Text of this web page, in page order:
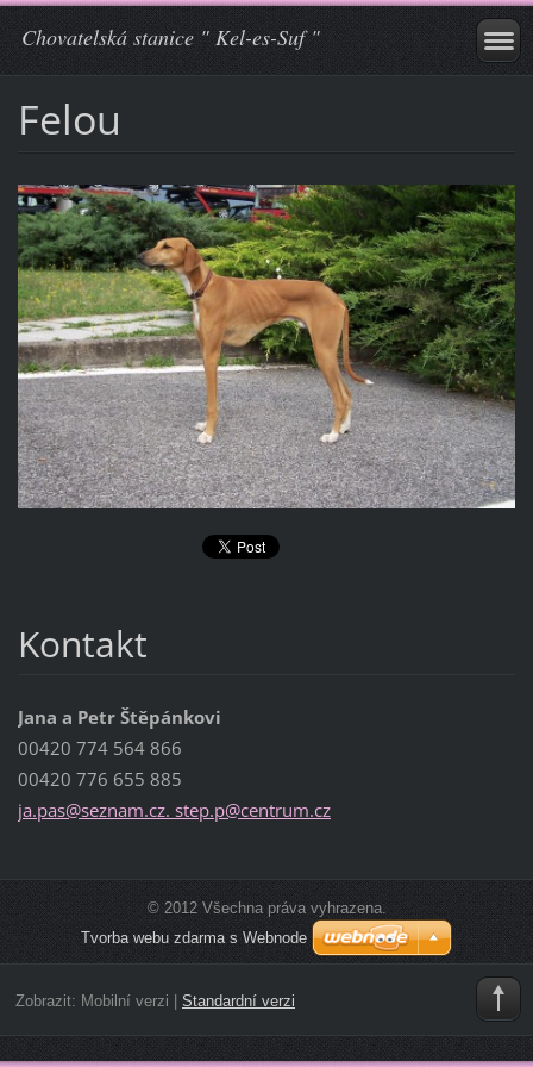
Chovatelská stanice " Kel-es-Suf "
Felou
Kontakt
Jana a Petr Štěpánkovi
00420 774 564 866
00420 776 655 885
ja.pas@seznam.cz. step.p@centrum.cz
© 2012 Všechna práva vyhrazena.
Tvorba webu zdarma s Webnode
Zobrazit: Mobilní verzi | Standardní verzi